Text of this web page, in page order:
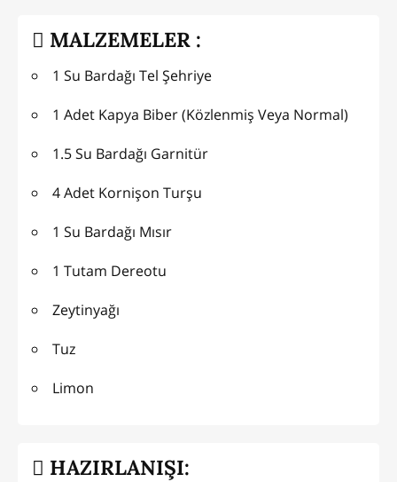
MALZEMELER :
1 Su Bardağı Tel Şehriye
1 Adet Kapya Biber (Közlenmiş Veya Normal)
1.5 Su Bardağı Garnitür
4 Adet Kornişon Turşu
1 Su Bardağı Mısır
1 Tutam Dereotu
Zeytinyağı
Tuz
Limon
HAZIRLANIŞI: